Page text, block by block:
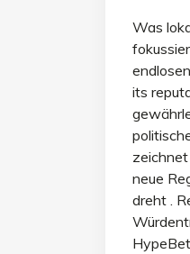
Was
its
neue
dreht .